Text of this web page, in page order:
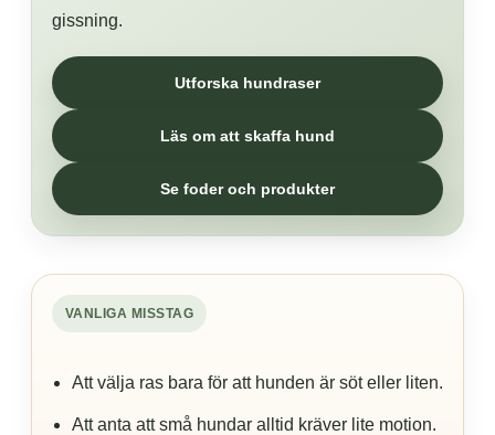
gissning.
Utforska hundraser
Läs om att skaffa hund
Se foder och produkter
VANLIGA MISSTAG
Att välja ras bara för att hunden är söt eller liten.
Att anta att små hundar alltid kräver lite motion.